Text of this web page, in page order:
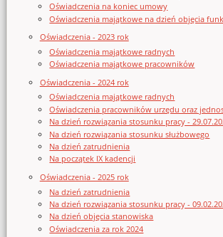
Oświadczenia na koniec umowy
Oświadczenia majątkowe na dzień objęcia
Oświadczenia - 2023 rok
Oświadczenia majątkowe radnych
Oświadczenia majątkowe pracowników
Oświadczenia - 2024 rok
Oświadczenia majątkowe radnych
Oświadczenia pracowników urzędu oraz
Na dzień rozwiązania stosunku pracy -
Na dzień rozwiązania stosunku służbowego
Na dzień zatrudnienia
Na początek IX kadencji
Oświadczenia - 2025 rok
Na dzień zatrudnienia
Na dzień rozwiązania stosunku pracy -
Na dzień objęcia stanowiska
Oświadczenia za rok 2024